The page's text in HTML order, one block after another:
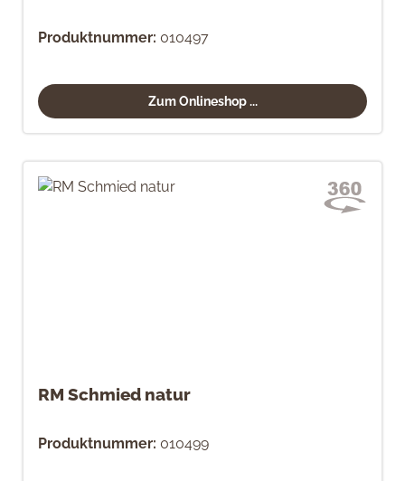
Produktnummer: 010497
Zum Onlineshop ...
RM Schmied natur
Produktnummer: 010499